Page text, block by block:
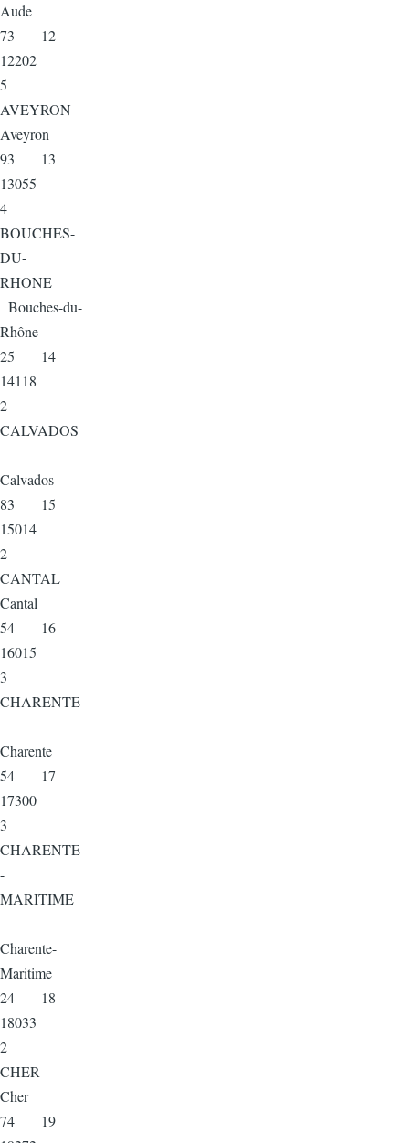
Aude
73 12
12202
5
AVEYRON
Aveyron
93 13
13055
4
BOUCHES-
DU-
RHONE
Bouches-du-
Rhône
25 14
14118
2
CALVADOS
Calvados
83 15
15014
2
CANTAL
Cantal
54 16
16015
3
CHARENTE
Charente
54 17
17300
3
CHARENTE
-
MARITIME
Charente-
Maritime
24 18
18033
2
CHER
Cher
74 19